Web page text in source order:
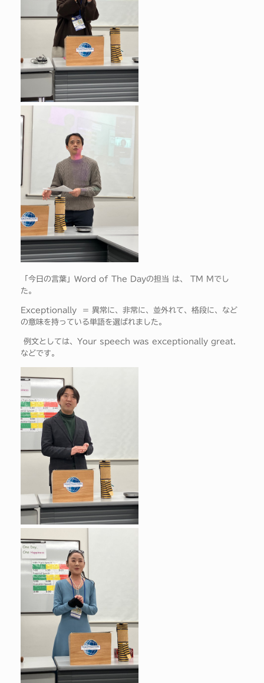
「今日の言葉」Word of The Dayの担当 は、 TM Mでし
た。
Exceptionally = 異常に、非常に、並外れて、格段に、など
の意味を持っている単語を選ばれました。
例文としては、Your speech was exceptionally great.
などです。